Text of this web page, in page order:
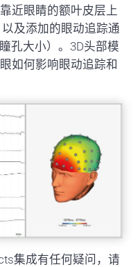
近眼睛的额叶皮层上
及添加的眼动追踪通
孔大小）。3D头部模
如何影响眼动追踪和
集成有任何疑问，请